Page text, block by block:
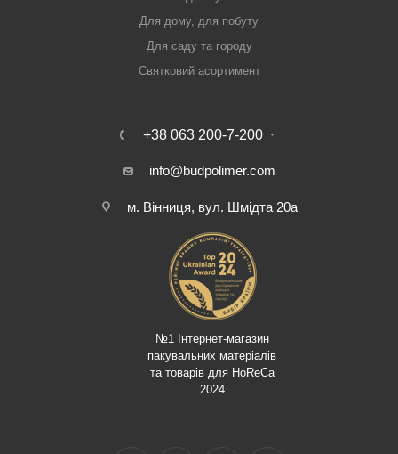
Для дому, для побуту
Для саду та городу
Святковий асортимент
+38 063 200-7-200
info@budpolimer.com
м. Вінниця, вул. Шмідта 20а
№1 Інтернет-магазин
пакувальних матеріалів
та товарів для HoReCa
2024